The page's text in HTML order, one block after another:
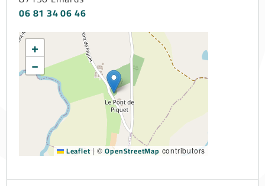
06 81 34 06 46
+
−
Leaflet | ©OpenStreetMap contributors